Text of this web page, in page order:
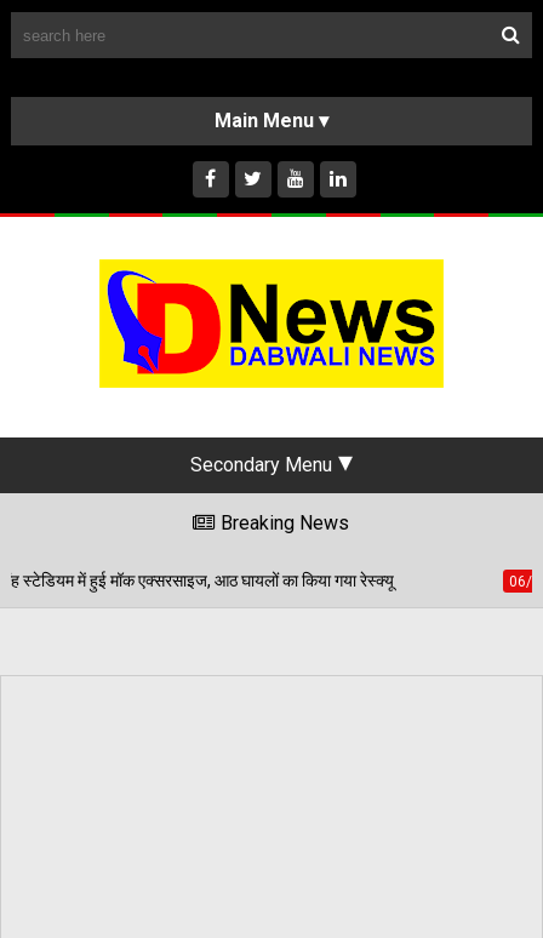
HOME
ABOUT US
INSTAGRAM
Secondary Menu
Breaking News
घायलों का किया गया रेस्क्यू 06/08/2026 पेड़ जन्म से मरण तक निभाते